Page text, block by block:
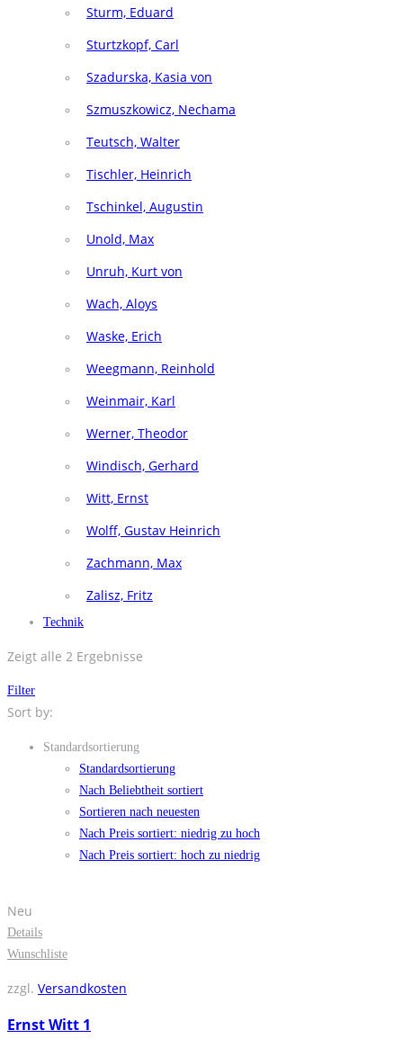
Sturm, Eduard
Sturtzkopf, Carl
Szadurska, Kasia von
Szmuszkowicz, Nechama
Teutsch, Walter
Tischler, Heinrich
Tschinkel, Augustin
Unold, Max
Unruh, Kurt von
Wach, Aloys
Waske, Erich
Weegmann, Reinhold
Weinmair, Karl
Werner, Theodor
Windisch, Gerhard
Witt, Ernst
Wolff, Gustav Heinrich
Zachmann, Max
Zalisz, Fritz
Technik
Zeigt alle 2 Ergebnisse
Filter
Sort by:
Standardsortierung
Standardsortierung
Nach Beliebtheit sortiert
Sortieren nach neuesten
Nach Preis sortiert: niedrig zu hoch
Nach Preis sortiert: hoch zu niedrig
Neu
Details
Wunschliste
zzgl. Versandkosten
Ernst Witt 1